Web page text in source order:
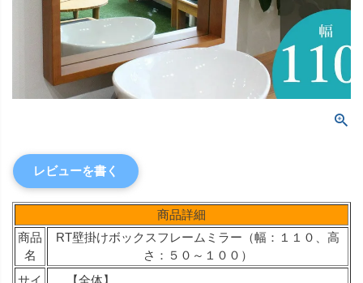
レビューを書く
商品詳細
商品
名
RT壁掛けボックスフレームミラー（幅：１１０、高
さ：５０～１００）